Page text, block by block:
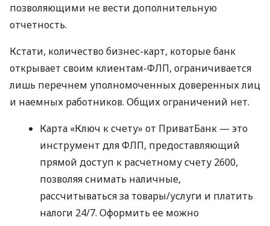
позволяющими не вести дополнительную
отчетность.
Кстати, количество бизнес-карт, которые банк
открывает своим клиентам-ФЛП, ограничивается
лишь перечнем уполномоченных доверенных лиц
и наемных работников. Общих ограничений нет.
Карта «Ключ к счету» от ПриватБанк — это
инструмент для ФЛП, предоставляющий
прямой доступ к расчетному счету 2600,
позволяя снимать наличные,
рассчитываться за товары/услуги и платить
налоги 24/7. Оформить ее можно